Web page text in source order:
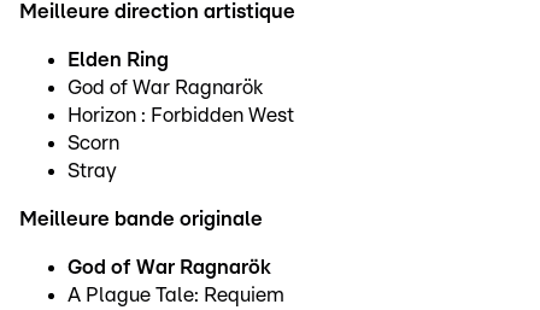
Meilleure direction artistique
Elden Ring
God of War Ragnarök
Horizon : Forbidden West
Scorn
Stray
Meilleure bande originale
God of War Ragnarök
A Plague Tale: Requiem